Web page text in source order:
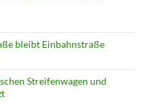
bleibt Einbahnstraße
Streifenwagen und